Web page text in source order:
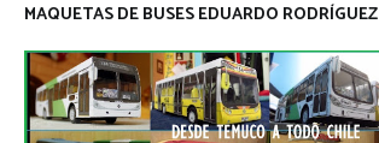
MAQUETAS DE BUSES EDUARDO RODRÍGUEZ